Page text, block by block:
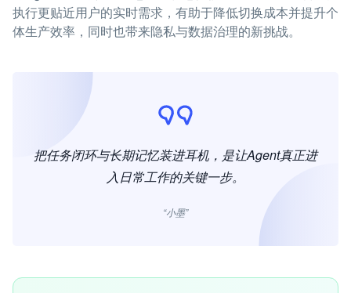
执行更贴近用户的实时需求，有助于降低切换成本并提升个
体生产效率，同时也带来隐私与数据治理的新挑战。
把任务闭环与长期记忆装进耳机，是让Agent真正进
入日常工作的关键一步。
“小墨”